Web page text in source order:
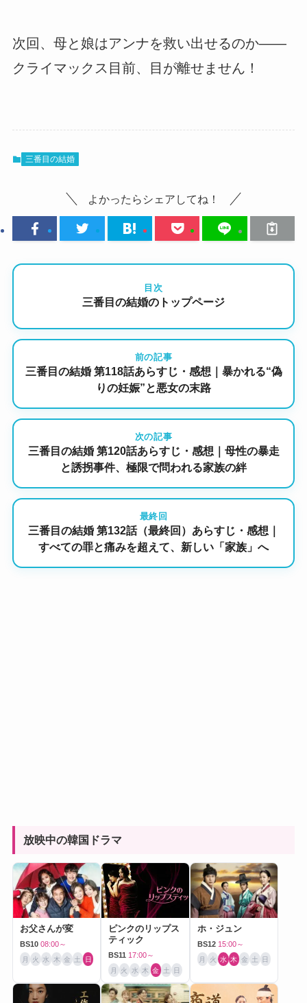
次回、母と娘はアンナを救い出せるのか――
クライマックス目前、目が離せません！
三番目の結婚
よかったらシェアしてね！
目次
三番目の結婚のトップページ
前の記事
三番目の結婚 第118話あらすじ・感想｜暴かれる“偽
りの妊娠”と悪女の末路
次の記事
三番目の結婚 第120話あらすじ・感想｜母性の暴走
と誘拐事件、極限で問われる家族の絆
最終回
三番目の結婚 第132話（最終回）あらすじ・感想｜
すべての罪と痛みを超えて、新しい「家族」へ
放映中の韓国ドラマ
お父さんが変
BS10 08:00～
月 火 水 木 金 土 日
ピンクのリップス
ティック
BS11 17:00～
月 火 水 木 金 土 日
ホ・ジュン
BS12 15:00～
月 火 水 木 金 土 日